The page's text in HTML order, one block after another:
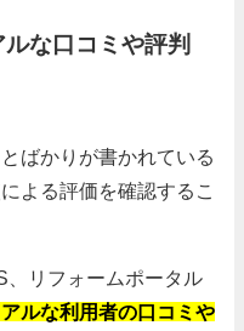
な口コミや評判
ばかりが書かれている
よる評価を確認するこ
、リフォームポータル
アルな利用者の口コミや